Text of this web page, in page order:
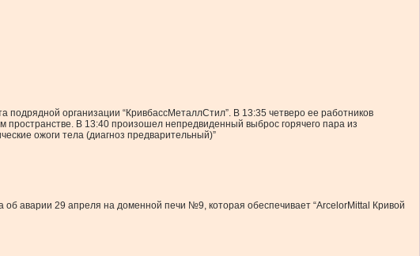
подрядной организации “КривбассМеталлСтил”. В 13:35 четверо ее работников
В 13:40 произошел непредвиденный выброс горячего пара из
ожоги тела (диагноз предварительный)”
об аварии 29 апреля на доменной печи №9, которая обеспечивает “ArcelorMittal Кривой